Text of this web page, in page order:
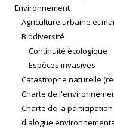
Environnement
Agriculture urbaine et
Biodiversité
Continuité écologique
Espèces invasives
Catastrophe naturelle
Charte de
Charte de la
dialogue